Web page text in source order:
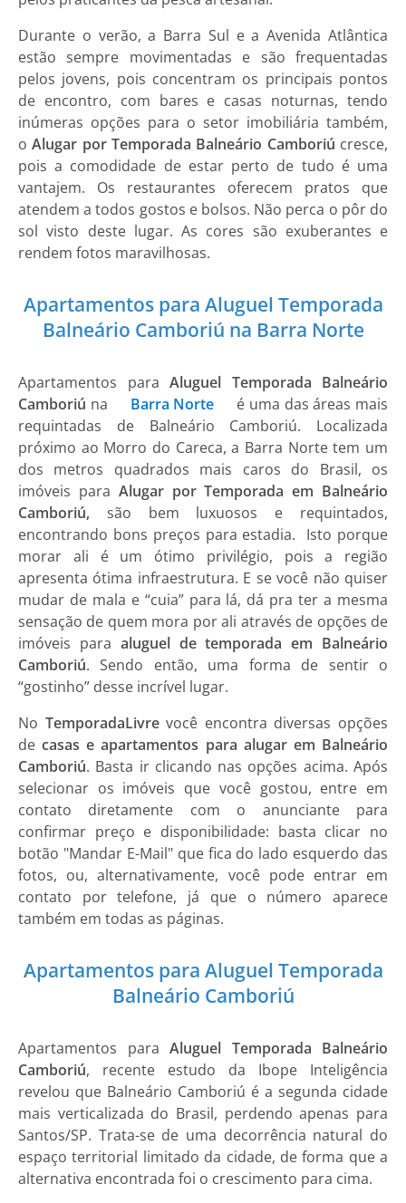
Durante o verão, a Barra Sul e a Avenida Atlântica
estão sempre movimentadas e são frequentadas
pelos jovens, pois concentram os principais pontos
de encontro, com bares e casas noturnas, tendo
inúmeras opções para o setor imobiliária também,
o Alugar por Temporada Balneário Camboriú cresce,
pois a comodidade de estar perto de tudo é uma
vantajem. Os restaurantes oferecem pratos que
atendem a todos gostos e bolsos. Não perca o pôr do
sol visto deste lugar. As cores são exuberantes e
rendem fotos maravilhosas.
Apartamentos para Aluguel Temporada
Balneário Camboriú na Barra Norte
Apartamentos para Aluguel Temporada Balneário
Camboriú na Barra Norte
é uma das áreas mais
requintadas de Balneário Camboriú. Localizada
próximo ao Morro do Careca, a Barra Norte tem um
dos metros quadrados mais caros do Brasil, os
imóveis para Alugar por Temporada em Balneário
Camboriú, são bem luxuosos e requintados,
encontrando bons preços para estadia. Isto porque
morar ali é um ótimo privilégio, pois a região
apresenta ótima infraestrutura. E se você não quiser
mudar de mala e “cuia” para lá, dá pra ter a mesma
sensação de quem mora por ali através de opções de
imóveis para aluguel de temporada em Balneário
Camboriú. Sendo então, uma forma de sentir o
“gostinho” desse incrível lugar.
No TemporadaLivrevocê encontra diversas opções
decasas e apartamentos para alugar em Balneário
Camboriú. Basta ir clicando nas opções acima. Após
selecionar os imóveis que você gostou, entre em
contato diretamente com o anunciante para
confirmar preço e disponibilidade: basta clicar no
botão "Mandar E-Mail" que fica do lado esquerdo das
fotos, ou, alternativamente, você pode entrar em
contato por telefone, já que o número aparece
também em todas as páginas.
Apartamentos para Aluguel Temporada
Balneário Camboriú
Apartamentos para Aluguel Temporada Balneário
Camboriú, recente estudo da Ibope Inteligência
revelou que Balneário Camboriú é a segunda cidade
mais verticalizada do Brasil, perdendo apenas para
Santos/SP. Trata-se de uma decorrência natural do
espaço territorial limitado da cidade, de forma que a
alternativa encontrada foi o crescimento para cima.